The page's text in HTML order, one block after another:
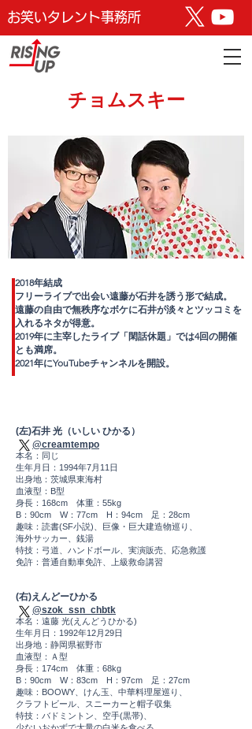
お笑いタレント事務所
​チョムスキー
2018年結成
フリーライブで出会い遠藤が石井を誘う形で結成。
遠藤の自由で無秩序なボケに石井が淡々とツッコミを
入れるネタが得意。
2019年に主宰したライブ「閑話休題」では4回の開催
とも満席。
2021年にYouTubeチャンネルを開設。
(左)石井 光（いしい ひかる）
@creamtempo
本名：同じ
生年月日：1994年7月11日
出身地：茨城県東海村
血液型：B型
身長：168cm 体重：55kg
B：90cm W：77cm H：94cm 足：28cm
趣味：読書(SF小説)、巨像・巨大建造物巡り、
海外サッカー、銭湯
特技：弓道、ハンドボール、実演販売、応急救護
免許：普通自動車免許、上級救命講習
(右)えんどーひかる
@szok_ssn_chbtk
本名：遠藤 光(えんどうひかる)
生年月日：1992年12月29日
出身地：静岡県裾野市
血液型：Ａ型
身長：174cm 体重：68kg
B：90cm W：83cm H：97cm 足：27cm
趣味：BOOWY、けん玉、中華料理屋巡り、
クラフトビール、スニーカーと帽子収集
特技：バドミントン、空手(黒帯)、